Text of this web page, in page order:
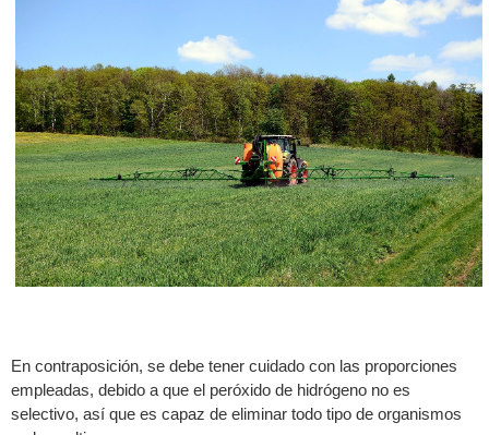
En contraposición, se debe tener cuidado con las proporciones
empleadas, debido a que el peróxido de hidrógeno no es
selectivo, así que es capaz de eliminar todo tipo de organismos